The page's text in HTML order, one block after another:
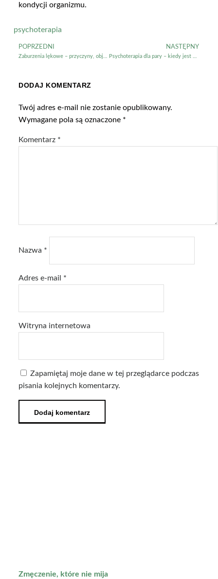
kondycji organizmu.
psychoterapia
POPRZEDNI NASTĘPNY
DODAJ KOMENTARZ
Twój adres e-mail nie zostanie opublikowany.
Wymagane pola są oznaczone *
Komentarz *
Nazwa *
Adres e-mail *
Witryna internetowa
Zapamiętaj moje dane w tej przeglądarce podczas
pisania kolejnych komentarzy.
Zmęczenie, które nie mija